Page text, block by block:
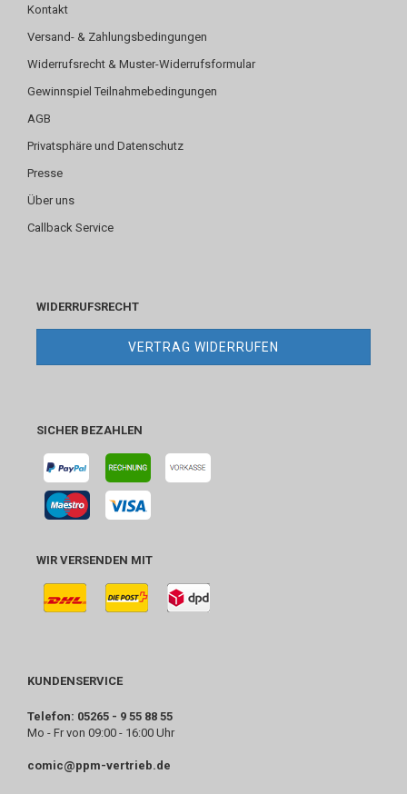
Kontakt
Versand- & Zahlungsbedingungen
Widerrufsrecht & Muster-Widerrufsformular
Gewinnspiel Teilnahmebedingungen
AGB
Privatsphäre und Datenschutz
Presse
Über uns
Callback Service
WIDERRUFSRECHT
VERTRAG WIDERRUFEN
SICHER BEZAHLEN
WIR VERSENDEN MIT
KUNDENSERVICE
Telefon: 05265 - 9 55 88 55
Mo - Fr von 09:00 - 16:00 Uhr
comic@ppm-vertrieb.de